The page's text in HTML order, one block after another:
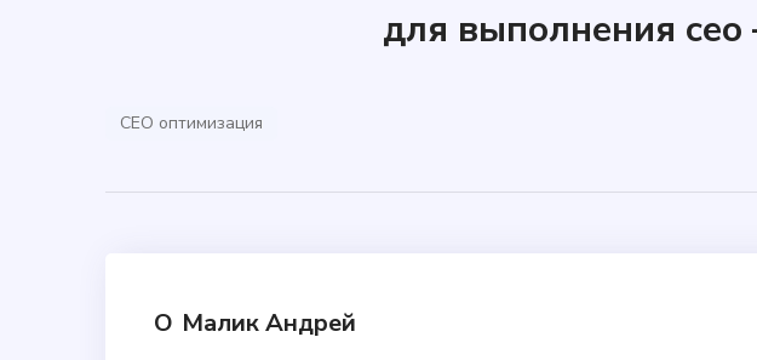
для выполнения сео
СЕО оптимизация
О Малик Андрей